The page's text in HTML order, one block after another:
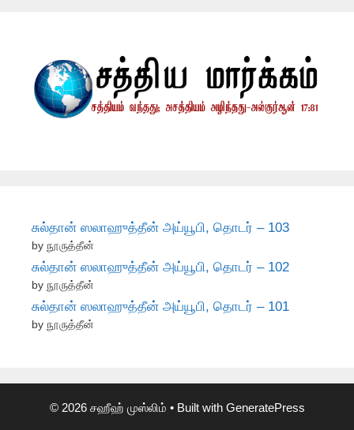
சுல்தான் ஸலாஹுத்தீன் அய்யூபி, தொடர் – 103
by நூருத்தீன்
சுல்தான் ஸலாஹுத்தீன் அய்யூபி, தொடர் – 102
by நூருத்தீன்
சுல்தான் ஸலாஹுத்தீன் அய்யூபி, தொடர் – 101
by நூருத்தீன்
© 2026 சஹீஹ் முஸ்லிம் • Built with GeneratePress